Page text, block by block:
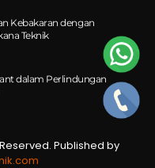
Kebakaran dengan
Teknik
dalam Perlindungan
Published by